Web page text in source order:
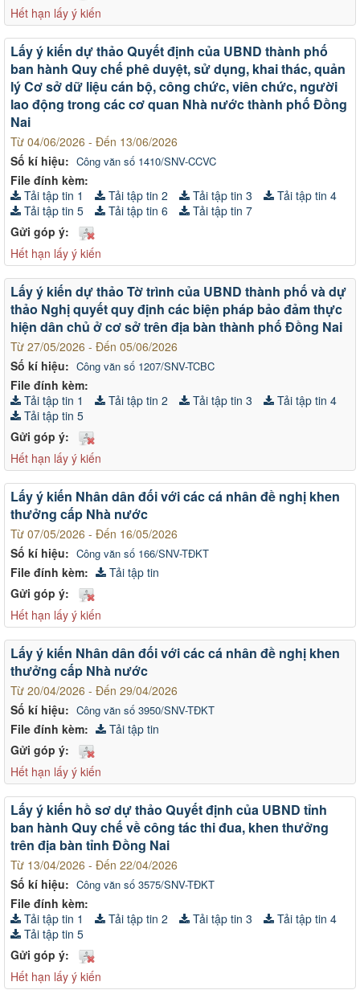
Hết hạn lấy ý kiến
Số kí hiệu: Công văn số 1410/SNV-CCVC
Lấy ý kiến dự thảo Quyết định của UBND thành phố
ban hành Quy chế phê duyệt, sử dụng, khai thác, quản
lý Cơ sở dữ liệu cán bộ, công chức, viên chức, người
lao động trong các cơ quan Nhà nước thành phố Đồng
Nai
Từ 04/06/2026 - Đến 13/06/2026
File đính kèm:
Tải tập tin 1
Tải tập tin 2 Tải tập tin 3
Tải tập tin 4
Tải tập tin 5
Tải tập tin 6
Tải tập tin 7
Gửi góp ý:
Hết hạn lấy ý kiến
Số kí hiệu: Công văn số 1207/SNV-TCBC
Lấy ý kiến dự thảo Tờ trình của UBND thành phố và dự
thảo Nghị quyết quy định các biện pháp bảo đảm thực
hiện dân chủ ở cơ sở trên địa bàn thành phố Đồng Nai
Từ 27/05/2026 - Đến 05/06/2026
File đính kèm:
Tải tập tin 1
Tải tập tin 2 Tải tập tin 3
Tải tập tin 4
Tải tập tin 5
Gửi góp ý:
Hết hạn lấy ý kiến
Số kí hiệu: Công văn số 166/SNV-TĐKT
Lấy ý kiến Nhân dân đối với các cá nhân đề nghị khen
thưởng cấp Nhà nước
Từ 07/05/2026 - Đến 16/05/2026
File đính kèm:
Tải tập tin
Gửi góp ý:
Hết hạn lấy ý kiến
Số kí hiệu: Công văn số 3950/SNV-TĐKT
Lấy ý kiến Nhân dân đối với các cá nhân đề nghị khen
thưởng cấp Nhà nước
Từ 20/04/2026 - Đến 29/04/2026
File đính kèm:
Tải tập tin
Gửi góp ý:
Hết hạn lấy ý kiến
Số kí hiệu: Công văn số 3575/SNV-TĐKT
Lấy ý kiến hồ sơ dự thảo Quyết định của UBND tỉnh
ban hành Quy chế về công tác thi đua, khen thưởng
trên địa bàn tỉnh Đồng Nai
Từ 13/04/2026 - Đến 22/04/2026
File đính kèm:
Tải tập tin 1
Tải tập tin 2 Tải tập tin 3
Tải tập tin 4
Tải tập tin 5
Gửi góp ý:
Hết hạn lấy ý kiến